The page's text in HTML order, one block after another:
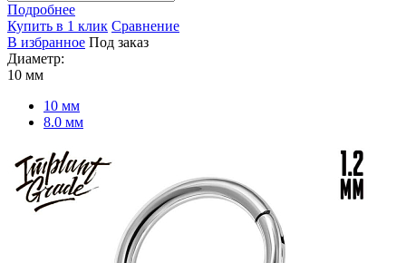
Подробнее
Купить в 1 клик Сравнение
В избранное Под заказ
Диаметр:
10 мм
10 мм
8.0 мм